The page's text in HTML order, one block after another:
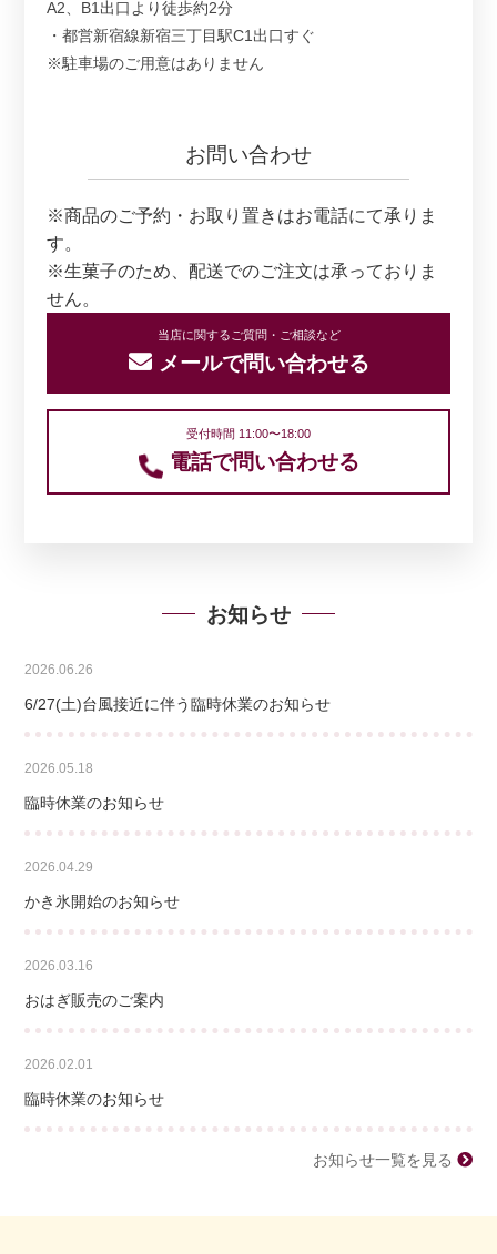
A2、B1出口より徒歩約2分
・都営新宿線新宿三丁目駅C1出口すぐ
※駐車場のご用意はありません
お問い合わせ
※商品のご予約・お取り置きはお電話にて承りま
す。
※生菓子のため、配送でのご注文は承っておりま
せん。
当店に関するご質問・ご相談など
メールで問い合わせる
受付時間 11:00〜18:00
電話で問い合わせる
お知らせ
2026.06.26
6/27(土)台風接近に伴う臨時休業のお知らせ
2026.05.18
臨時休業のお知らせ
2026.04.29
かき氷開始のお知らせ
2026.03.16
おはぎ販売のご案内
2026.02.01
臨時休業のお知らせ
お知らせ一覧を見る